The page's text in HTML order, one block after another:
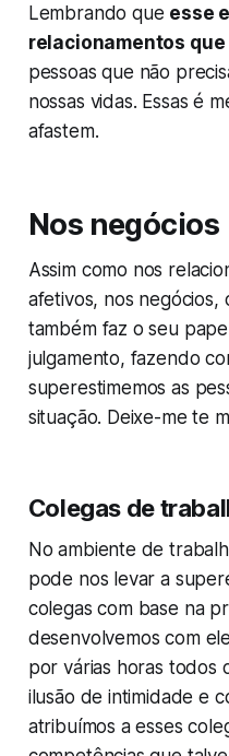
Lembrando que esse
relacionamentos
pessoas que não
nossas vidas. Essas é
afastem.
Nos negócios
Assim como nos
afetivos, nos negócios,
também faz o seu
julgamento, fazendo
superestimemos as
situação. Deixe-me te
Colegas de
No ambiente de
pode nos levar a
colegas com base na
desenvolvemos com
por várias horas todos
ilusão de intimidade e
atribuímos a esses